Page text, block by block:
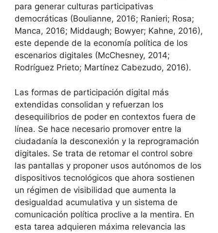
para generar culturas participativas
democráticas (Boulianne, 2016; Ranieri; Rosa;
Manca, 2016; Middaugh; Bowyer; Kahne, 2016),
este depende de la economía política de los
escenarios digitales (McChesney, 2014;
Rodríguez Prieto; Martínez Cabezudo, 2016).
Las formas de participación digital más
extendidas consolidan y refuerzan los
desequilibrios de poder en contextos fuera de
línea. Se hace necesario promover entre la
ciudadanía la desconexión y la reprogramación
digitales. Se trata de retomar el control sobre
las pantallas y proponer usos autónomos de los
dispositivos tecnológicos que ahora sostienen
un régimen de visibilidad que aumenta la
desigualdad acumulativa y un sistema de
comunicación política proclive a la mentira. En
esta tarea adquieren máxima relevancia las